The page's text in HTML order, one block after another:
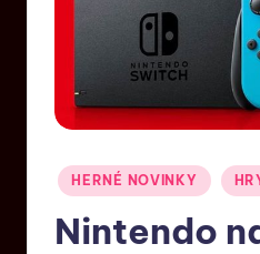
HERNÉ NOVINKY
Nintendo